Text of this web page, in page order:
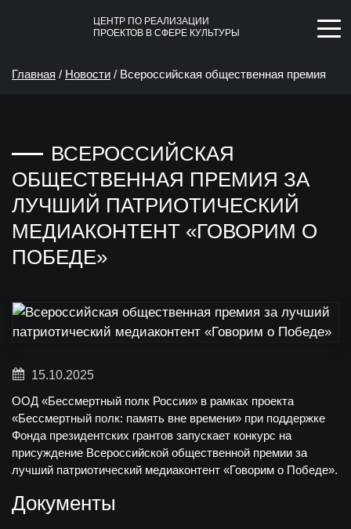
ЦЕНТР ПО РЕАЛИЗАЦИИ
ПРОЕКТОВ В СФЕРЕ КУЛЬТУРЫ
Главная / Новости / Всероссийская общественная премия
Победе»ВСЕРОССИЙСКАЯ
ОБЩЕСТВЕННАЯ ПРЕМИЯ ЗА
ЛУЧШИЙ ПАТРИОТИЧЕСКИЙ
МЕДИАКОНТЕНТ «ГОВОРИМ О
ПОБЕДЕ»
15.10.2025
ООД «Бессмертный полк России» в рамках проекта
«Бессмертный полк: память вне времени» при поддержке
Фонда президентских грантов запускает конкурс на
присуждение Всероссийской общественной премии за
лучший патриотический медиаконтент «Говорим о Победе».
Документы